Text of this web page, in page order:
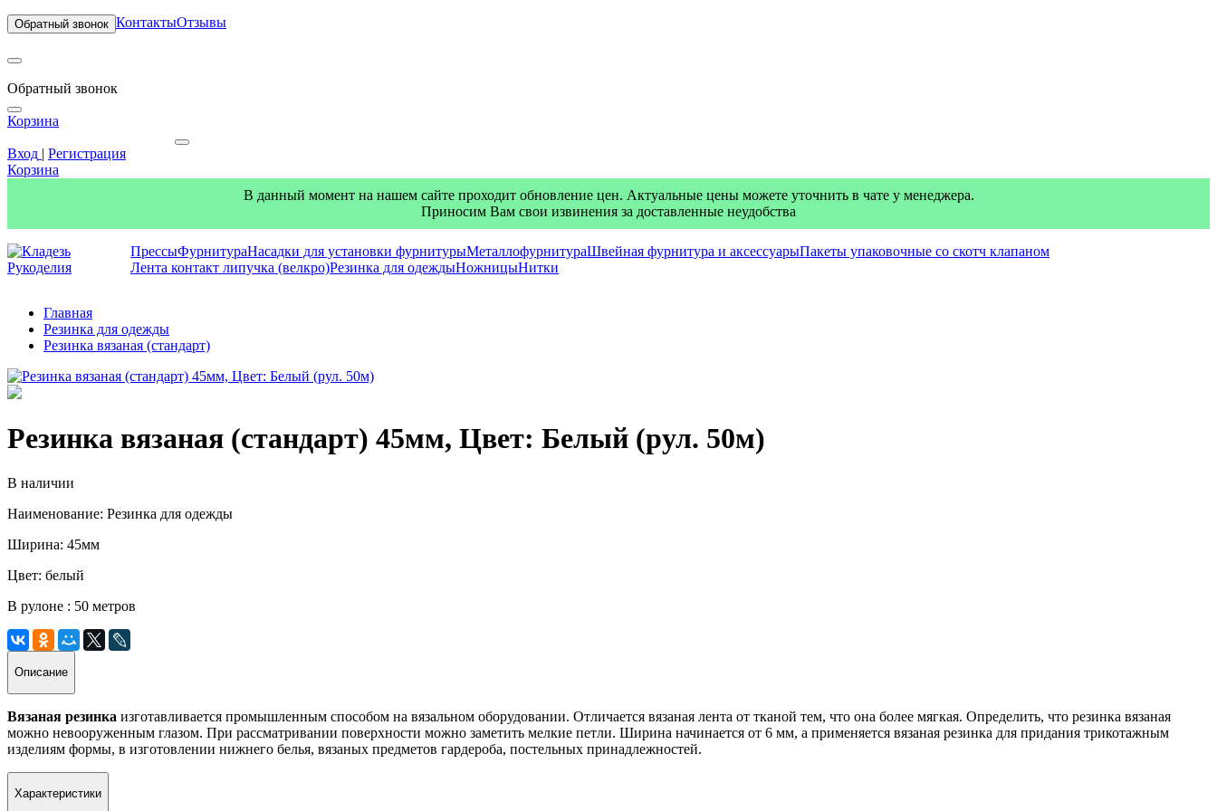
Обратный звонок КонтактыОтзывы
Обратный звонок
Корзина
Вход | Регистрация
Корзина
В данный момент на нашем сайте проходит обновление цен. Актуальные цены можете уточнить в чате у менеджера.
Приносим Вам свои извинения за доставленные неудобства
ПрессыФурнитураНасадки для установки фурнитурыМеталлофурнитураШвейная фурнитура и аксессуарыПакеты упаковочные со скотч клапаном
Лента контакт липучка (велкро)Резинка для одеждыНожницыНитки
Главная
Резинка для одежды
Резинка вязаная (стандарт)
Резинка вязаная (стандарт) 45мм, Цвет: Белый (рул. 50м)
В наличии
Наименование: Резинка для одежды
Ширина: 45мм
Цвет: белый
В рулоне : 50 метров
Описание
Вязаная резинка изготавливается промышленным способом на вязальном оборудовании. Отличается вязаная лента от тканой тем, что она более мягкая. Определить, что резинка вязаная
можно невооруженным глазом. При рассматривании поверхности можно заметить мелкие петли. Ширина начинается от 6 мм, а применяется вязаная резинка для придания трикотажным
изделиям формы, в изготовлении нижнего белья, вязаных предметов гардероба, постельных принадлежностей.
Характеристики